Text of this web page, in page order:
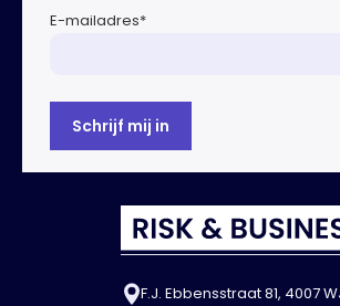
E-mailadres*
F.J. Ebbensstraat 81, 4007